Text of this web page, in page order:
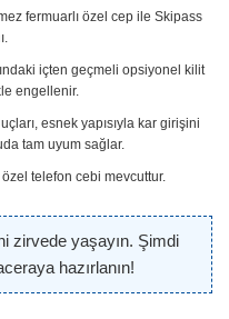
fermuarlı özel cep ile Skipass
içten geçmeli opsiyonel kilit
engellenir.
esnek yapısıyla kar girişini
tam uyum sağlar.
telefon cebi mevcuttur.
zirvede yaşayın. Şimdi
hazırlanın!